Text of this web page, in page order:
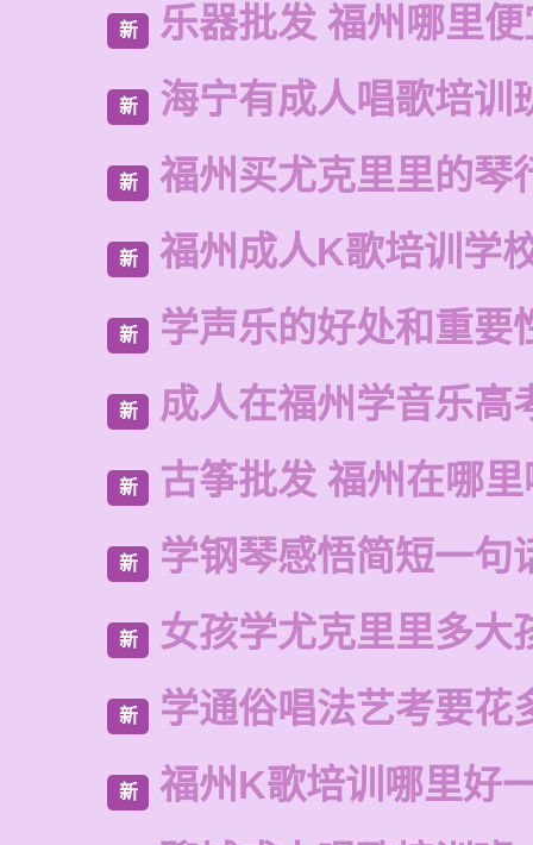
新 乐器批发 福州哪里
新 海宁有成人唱歌培训
新 福州买尤克里里的琴
新 福州成人K歌培训学
新 学声乐的好处和重要
新 成人在福州学音乐高
新 古筝批发 福州在哪
新 学钢琴感悟简短一句
新 女孩学尤克里里多大
新 学通俗唱法艺考要花
新 福州K歌培训哪里好